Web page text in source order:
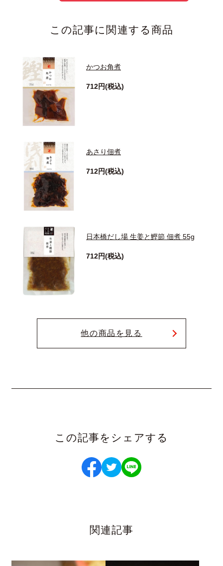
この記事に関連する商品
かつお角煮
712円(税込)
あさり佃煮
712円(税込)
日本橋だし場 生姜と鰹節 佃煮 55g
712円(税込)
他の商品を見る
この記事をシェアする
関連記事